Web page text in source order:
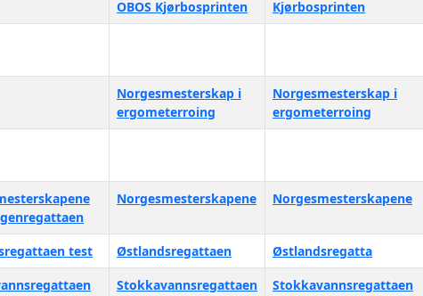
OBOS Kjørbosprinten Kjørbosprinten
Norgesmesterskap i
ergometerroing
Norgesmesterskap i
ergometerroing
Norgesmesterskapene Norgesmesterskapene
test Østlandsregattaen Østlandsregatta
Stokkavannsregattaen Stokkavannsregattaen